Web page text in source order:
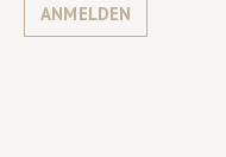
ANMELDEN